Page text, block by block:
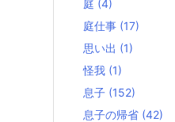
庭 (4)
庭仕事 (17)
思い出 (1)
怪我 (1)
息子 (152)
息子の帰省 (42)